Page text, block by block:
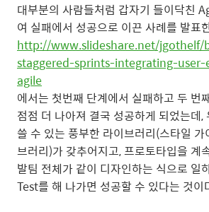
대부분의 사람들처럼 갑자기 들이닥친
여 실패에서 성공으로 이끈 사례를 발표
http://www.slideshare.net/jgothelf/
staggered-sprints-integrating-
agile
에서는 첫번째 단계에서 실패하고 두 번
점점 더 나아져 결국 성공하게 되었는데,
쓸 수 있는 풍부한 라이브러리(스타일 가
브러리)가 갖추어지고, 프로토타입을 계
발팀 전체가 같이 디자인하는 식으로 일
Test를 해 나가면 성공할 수 있다는 것이